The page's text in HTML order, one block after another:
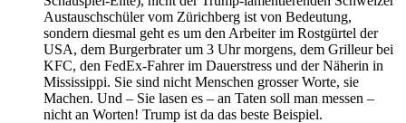
Austauschschüler vom Zürichberg ist von Bedeutung,
sondern diesmal geht es um den Arbeiter im Rostgürtel der
USA, dem Burgerbrater um 3 Uhr morgens, dem Grilleur bei
KFC, den FedEx-Fahrer im Dauerstress und der Näherin in
Mississippi. Sie sind nicht Menschen grosser Worte, sie
Machen. Und – Sie lasen es – an Taten soll man messen –
nicht an Worten! Trump ist da das beste Beispiel.